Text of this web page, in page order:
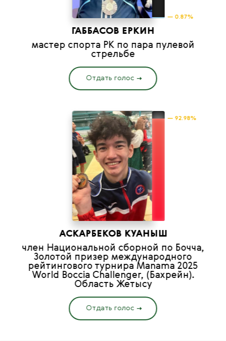
— 0.87%
ГАББАСОВ ЕРКИН
мастер спорта РК по пара пулевой
стрельбе
Отдать голос
— 92.98%
АСКАРБЕКОВ КУАНЫШ
член Национальной сборной по Бочча,
Золотой призер международного
рейтингового турнира Manama 2025
World Boccia Challenger, (Бахрейн).
Область Жетысу
Отдать голос